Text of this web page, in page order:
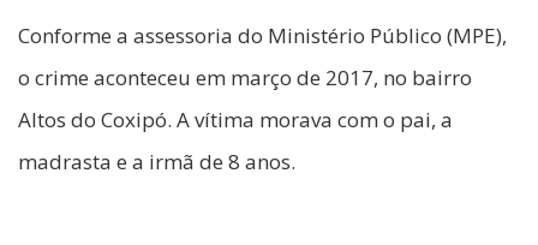
Conforme a assessoria do Ministério Público (MPE),
o crime aconteceu em março de 2017, no bairro
Altos do Coxipó. A vítima morava com o pai, a
madrasta e a irmã de 8 anos.